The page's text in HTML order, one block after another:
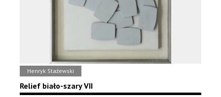
Henryk Stażewski
Relief biało-szary VII